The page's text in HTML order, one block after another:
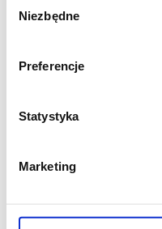
zgody
Niezbędne
Preferencje
Statystyka
Marketing